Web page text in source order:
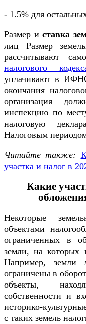
- 1.5% для
Размер и ставка
лиц Размер
рассчитывают
налогового
уплачивают в
окончания
организация
инспекцию по
налоговую
Налоговым
Читайте также:
участка и налог в
Какие
Некоторые
объектами
ограниченных в
земли, на которых
Например, земли
ограничены в
объекты,
собственности и
историко-
с таких земель